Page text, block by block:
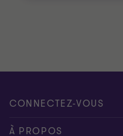
CONNECTEZ-VOUS
Rencontrez nos experts
À PROPOS